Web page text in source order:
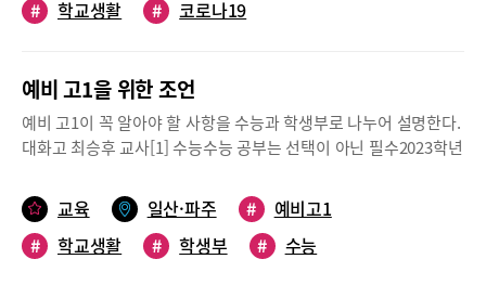
흥미롭게 느껴졌던 것을 주제로 설정해 깊게 개인적으로 조사를 하
면서 교과 과목에 대한 역량을 길렀습니다.③ 학교 프로그램 적극
도움이 많이 되었습니다. 저의 경우 언론 분야에 관심이 있어 꿈나
비 특강에서 PD직을 하신 강사님의 강의를 들었고, 누리어울 캠프
에서 미디어 리터러시 관련 활동과 북 리뷰 영상 제작 활동에 참여
했고 ‘여고남고 연합 캠프’에서 콘텐츠 제작 활동에 참여함으로써
박경민 학생(예비 고2)① 무엇을 해야 하는지 집중지난 1년을 돌이
켜보면 저는 고등학교 입학을 앞두고 시험도, 생활도 중학교와는 완
전히 다를 것이라는 생각에 막연히 불안했었습니다. 또, ‘나는 준비
다’, ‘최선을 다했다는 생각이 들도록 공부하겠다’라는 다짐으로 고
최우선 과제. 고교 입학한 1학년부터 굴곡 없는 내신을 유지하기 위
해 노력을 기울였다.“내신범위를 빈 도화지라고 생각하고 계속 범
위를 반복하면서 안 되는 부분을 메워나간다는 생각으로 공부했지
생각을 가져야 합니다”라고 말하는 김양.특히 수학과 사탐 과목은
하나의 문제집을 깊이 파고드는 방법으로 공부했다. 문제집을 풀 때
처음 두 번은 모든 문제를 풀고 세 번째는 틀리거나 모르는 문제 위
주로 다시 푸는 식으로 반복학습으로 효과를 보았다. 사탐 과목도
준비하고 진행하는 선생님들의 각별한 노력이 더 필요하다”고 말했
려운 상황에서 주관적 지표보다는 객관적 지표가 더욱 중요해질 것
이라는 것이 전문가들의 의견. 즉 내신 성적이 예전보다 더 크게 작
용할 것으로 보인다.한편, 2022학년도 각 대학들의 대입전형 기본
계획을 살펴보면 학생부교과전형에서 학년별 가중치를 두지 않고
리를 해야 하며, 반영과목도 인문·자연 구분 없이 국영수사과(일부
대학 한국사) 모두를 반영하는 대학들이 많아졌으므로 고르게 관리
하는 것이 중요하다.더불어 독서는 꾸준히 중요하다.신기정 원장은
등을 고려하여 7일이 경과한 13일(수)부터 등교한다. 학생과 학부
우선단계5.13.(수)고3--1단계5.20.(수)고2중3초1-2 + 유치원2단계
5.27.(수)고1중2초3-43단계6.1.(월)-중1초5-6초등 저학년부터 등교
를 시작하는 이유는?그동안 유치원과 초등학교 1, 2학년의 경우 원
격수업에 적응하기 힘들다는 의견이 많았다. 그래서 학부모의 도움
교육 격차 문제가 발생하기도 했다. 부모가 옆에서 도와주는 아이와
혼자서 여러 가지 변수를 감당해야 하는 아이 사이에 차이가 발생한
것. 또한 가정의 돌봄 부담이 큰 연령이고, 상대적으로 활동 반경이
#
학교생활 # 코로나19
예비 고1을 위한 조언
예비 고1이 꼭 알아야 할 사항을 수능과 학생부로 나누어 설명한다.
대화고 최승후 교사[1] 수능수능 공부는 선택이 아닌 필수2023학년
맞이하게 된다. 정부는 2019년 11월 28일에 ‘대입제도 공정성 강화
방안’을 발표하면서 학생부종합전형과 논술위주전형으로 쏠림이
있는 서울소재 16개 대학(건국대, 경희대, 고려대, 광운대, 동국대,
교육 일산·파주 #
예비고1
#
학교생활 # 학생부 # 수능